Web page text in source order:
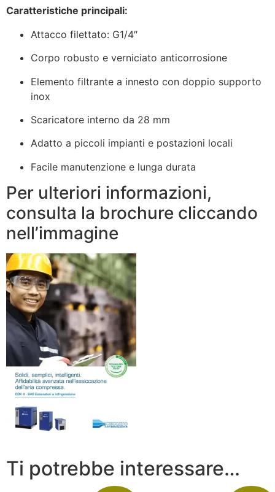
Caratteristiche principali:
Attacco filettato: G1/4″
Corpo robusto e verniciato anticorrosione
Elemento filtrante a innesto con doppio supporto
inox
Scaricatore interno da 28 mm
Adatto a piccoli impianti e postazioni locali
Facile manutenzione e lunga durata
Per ulteriori informazioni,
consulta la brochure cliccando
nell’immagine
Ti potrebbe interessare…